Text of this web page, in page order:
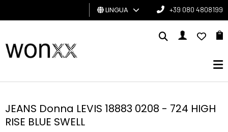
UOMO
CARD
BRAND
LINGUA +39 080 4808199
JEANS Donna LEVIS 18883 0208 - 724 HIGH
RISE BLUE SWELL